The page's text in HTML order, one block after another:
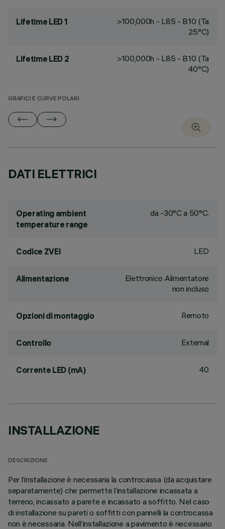
Lifetime LED 1
>100,000h - L85 - B10 (Ta
25°C)
Lifetime LED 2
>100,000h - L85 - B10 (Ta
40°C)
GRAFICI E CURVE POLARI
DATI ELETTRICI
Operating ambient
temperature range
da -30°C a 50°C.
Codice ZVEI LED
Alimentazione
Elettronico Alimentatore
non incluso
Opzioni di montaggio Remoto
Controllo External
Corrente LED (mA) 40
INSTALLAZIONE
DESCRIZIONE
Per l’installazione è necessaria la controcassa (da acquistare
separatamente) che permette l’installazione incassata a
terreno, incassato a parete e incassato a soffitto. Nel caso
di installazione su pareti o soffitti con pannelli la controcassa
non è necessaria. Nell’installazione a pavimento è necessario